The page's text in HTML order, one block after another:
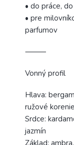
• do práce,
• pre
parfumov
⸻
Vonný profil
Hlava:
ružové korenie
Srdce:
jazmín
Základ: